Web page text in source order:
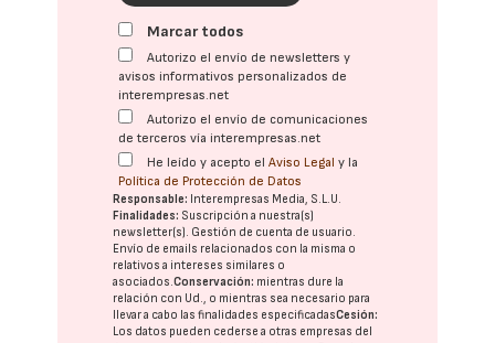
Marcar todos
Autorizo el envío de newsletters y
avisos informativos personalizados de
interempresas.net
Autorizo el envío de comunicaciones
de terceros vía interempresas.net
He leído y acepto elAviso Legal y la
Política de Protección de Datos
Responsable: Interempresas Media, S.L.U.
Finalidades: Suscripción a nuestra(s)
newsletter(s). Gestión de cuenta de usuario.
Envío de emails relacionados con la misma o
relativos a intereses similares o
asociados.Conservación: mientras dure la
relación con Ud., o mientras sea necesario para
llevar a cabo las finalidades especificadasCesión:
Los datos pueden cederse a otras empresas del